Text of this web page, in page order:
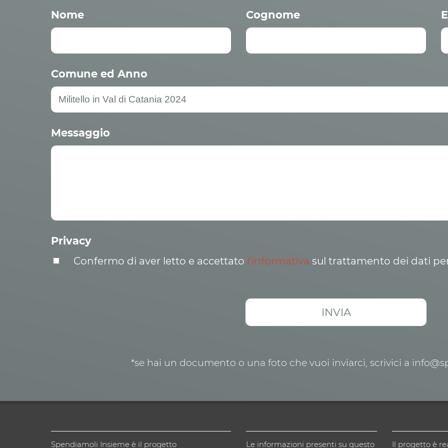
Nome Cognome
Comune ed Anno
Messaggio
Privacy
Confermo di aver letto e accettato l’informativa sul trattamento dei dati
*se hai un documento o una foto che vuoi inviarci, scrivici a
Spendiamoli Insieme è il progetto Le informazioni presenti su questo Il progetto è